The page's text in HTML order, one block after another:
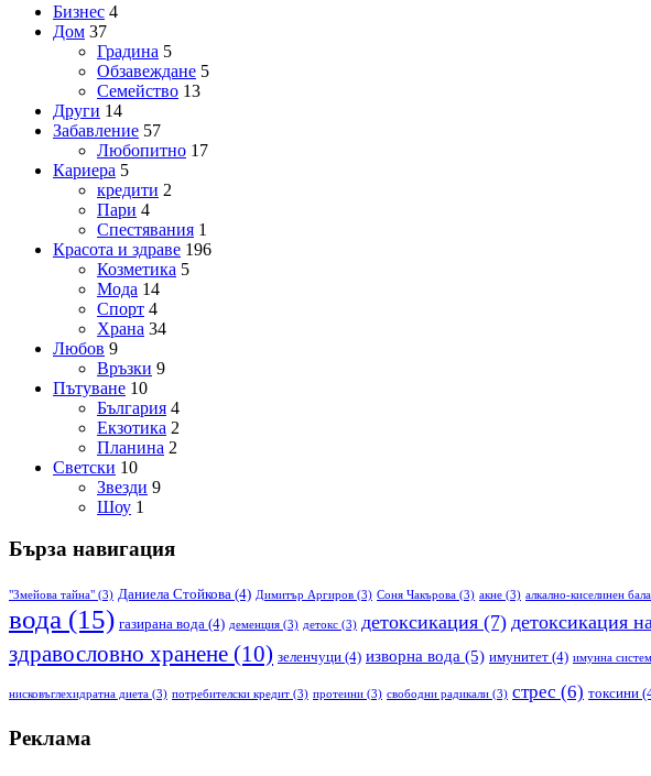
Бизнес 4
Дом 37
Градина 5
Обзавеждане 5
Семейство 13
Други 14
Забавление 57
Любопитно 17
Кариера 5
кредити 2
Пари 4
Спестявания 1
Красота и здраве 196
Козметика 5
Мода 14
Спорт 4
Храна 34
Любов 9
Връзки 9
Пътуване 10
България 4
Екзотика 2
Планина 2
Светски 10
Звезди 9
Шоу 1
Бърза навигация
"Змейова тайна" (3) Даниела Стойкова (4) Димитър Аргиров (3) Соня Чакърова (3) акне (3) алкално-киселинен
вода (15) газирана вода (4) деменция (3) детокс (3) детоксикация (7) детоксикация
здравословно хранене (10) зеленчуци (4) изворна вода (5) имунитет (4) имунна
нисковъглехидратна диета (3) потребителски кредит (3) протеини (3) свободни радикали (3) стрес (6) токсини
Реклама